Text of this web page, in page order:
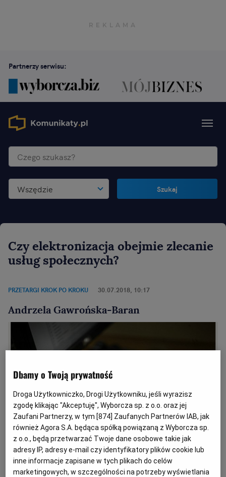
Partnerzy serwisu:
Wszędzie Szukaj
Czy elektronizacja obejmie zlecanie
usług społecznych?
PRZETARGI KROK PO KROKU 30.07.2018, 10:17
Andrzela Gawrońska-Baran
Czy elektronizacja obejmie zlecanie usług społecznych?(Agencja Wyborcza.pl)
Dbamy o Twoją prywatność
Droga Użytkowniczko, Drogi Użytkowniku, jeśli wyrazisz
zgodę klikając "Akceptuję", Wyborcza sp. z o.o. oraz jej
Zaufani Partnerzy, w tym [874] Zaufanych Partnerów IAB, jak
również Agora S.A. będąca spółką powiązaną z Wyborcza sp.
z o.o., będą przetwarzać Twoje dane osobowe takie jak
adresy IP, adresy e-mail czy identyfikatory plików cookie lub
inne informacje zapisane w tych plikach do celów
marketingowych, w szczególności na potrzeby wyświetlania